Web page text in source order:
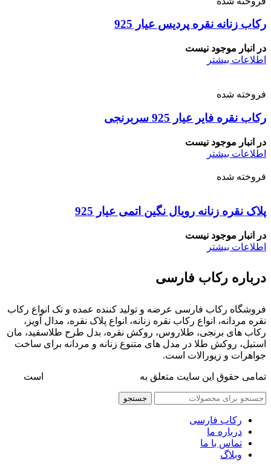
رکاب زنانه نقره پردیس عیار 925
در انبار موجود نیست
اطلاعات بیشتر
فروخته شده
رکاب نقره فایر عیار 925 سربرنجی
در انبار موجود نیست
اطلاعات بیشتر
فروخته شده
پلاک نقره زنانه رویال نگین اتمی عیار 925
در انبار موجود نیست
اطلاعات بیشتر
درباره رکاب فارسی
فروشگاه رکاب فارسی عرضه و تولید کننده عمده و تک انواع رکاب
نقره مردانه، انواع رکاب نقره زنانه، انواع پلاک نقره، مدال آویز،
رکاب های برنجی، طلاروس، روکش نقره، بدل طرح طلاسفید، مان
استیل، روکش طلا در مدل های متنوع زنانه و مردانه برای ساخت
جواهرات و زیورالات است.
تمامی حقوق این سایت متعلق به است
جستجو
رکاب فارسی
درباره ما
تماس با ما
وبلاگ